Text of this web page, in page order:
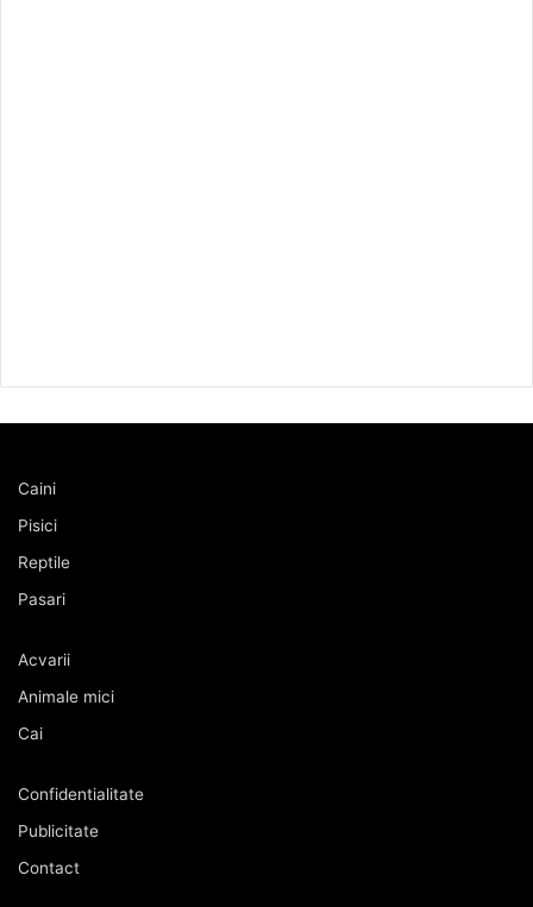
Caini
Pisici
Reptile
Pasari
Acvarii
Animale mici
Cai
Confidentialitate
Publicitate
Contact